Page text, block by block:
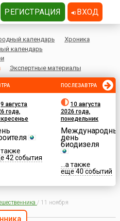
календарь
Хроника
календарь
Экспертные материалы
9 августа
года,
также
42 события
ПОСЛЕЗАВТРА
10 августа
2026 года,
понедельник
день
биодизеля
...а также
еще 40 событий
/ 11 ноября
РЕГИСТРАЦИЯ ВХОД